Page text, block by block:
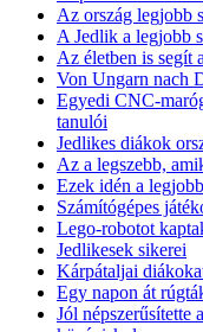
Az ország legjobb
A Jedlik a legjobb
Az életben is segít
Von Ungarn nach
Egyedi CNC-
tanulói
Jedlikes diákok
Az a legszebb,
Ezek idén a
Számítógépes
Lego-robotot
Jedlikesek sikerei
Kárpátaljai
Egy napon át
Jól népszerűsítette